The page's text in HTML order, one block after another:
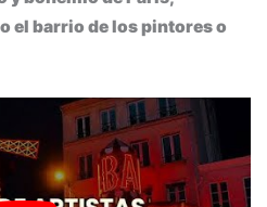
el barrio de los pintores o